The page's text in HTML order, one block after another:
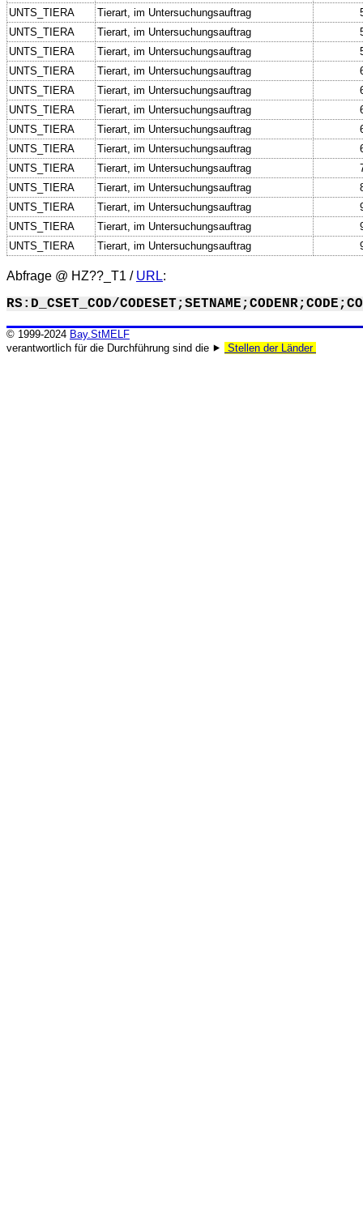
UNTS_TIERA
Tierart, im Untersuchungsauftrag
UNTS_TIERA
Tierart, im Untersuchungsauftrag
UNTS_TIERA
Tierart, im Untersuchungsauftrag
UNTS_TIERA
Tierart, im Untersuchungsauftrag
UNTS_TIERA
Tierart, im Untersuchungsauftrag
UNTS_TIERA
Tierart, im Untersuchungsauftrag
UNTS_TIERA
Tierart, im Untersuchungsauftrag
UNTS_TIERA
Tierart, im Untersuchungsauftrag
UNTS_TIERA
Tierart, im Untersuchungsauftrag
UNTS_TIERA
Tierart, im Untersuchungsauftrag
UNTS_TIERA
Tierart, im Untersuchungsauftrag
UNTS_TIERA
Tierart, im Untersuchungsauftrag
UNTS_TIERA
Tierart, im Untersuchungsauftrag
Abfrage @ HZ??_T1 / URL:
RS:D_CSET_COD/
© 1999-2024 Bay.StMELF
verantwortlich für die Durchführung sind die ⯈
Stellen der Länder